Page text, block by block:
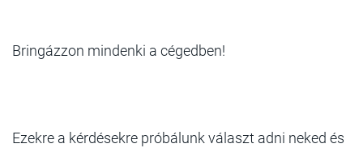
Bringázzon mindenki a cégedben!
Ezekre a kérdésekre próbálunk választ adni neked és